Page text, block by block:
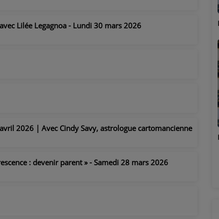
Lilée Legagnoa - Lundi 30 mars 2026
2026 | Avec Cindy Savy, astrologue cartomancienne
: devenir parent » - Samedi 28 mars 2026
Marion